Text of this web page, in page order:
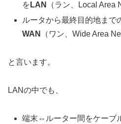
を LAN
（ラン、Local Area
ルータから最終目的地まで
WAN
（ワン、Wide Area
と言います。
LANの中でも、
端末⇔ルーター間をケーブ